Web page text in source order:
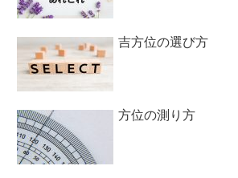
吉方位の選び方
方位の測り方